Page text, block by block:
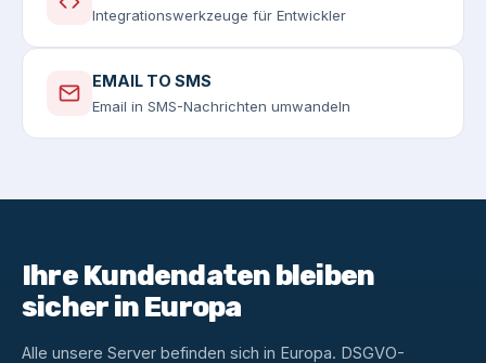
Integrationswerkzeuge für Entwickler
EMAIL TO SMS
Email in SMS-Nachrichten umwandeln
Ihre Kundendaten bleiben
sicher in Europa
Alle unsere Server befinden sich in Europa. DSGVO-